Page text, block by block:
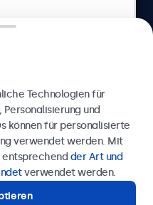
Zürich, Schweiz
+41 43 50 80 772
Technologien für
und
können für personalisierte
verwendet werden. Mit
entsprechend der Art und
verwendet werden.